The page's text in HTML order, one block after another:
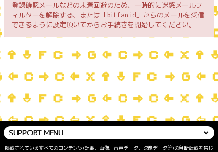
登録確認メールなどの未着回避のため、一時的に迷惑メールフ
ィルターを解除する、または「bitfan.id」からのメールを受信
できるように設定頂いてからお手続きを開始してください。
SUPPORT MENU
掲載されているすべてのコンテンツ(記事、画像、音声データ、映像データ等)の無断転載を禁じ